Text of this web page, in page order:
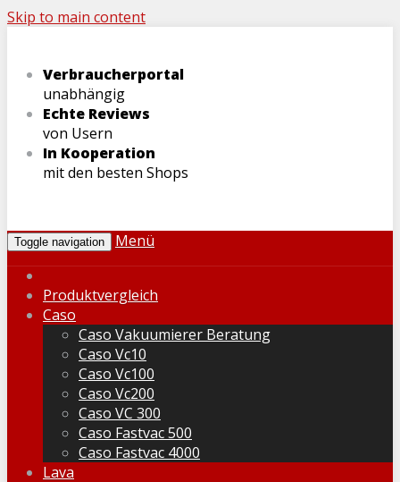
Skip to main content
Verbraucherportal
unabhängig
Echte Reviews
von Usern
In Kooperation
mit den besten Shops
Toggle navigation Menü
Produktvergleich
Caso
Caso Vakuumierer Beratung
Caso Vc10
Caso Vc100
Caso Vc200
Caso VC 300
Caso Fastvac 500
Caso Fastvac 4000
Lava